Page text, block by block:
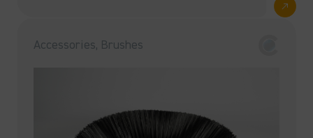
Accessories, Brushes